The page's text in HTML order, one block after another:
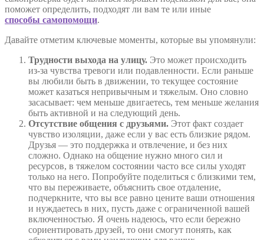
поможет определить, подходят ли вам те или иные
способы самопомощи.
Давайте отметим ключевые моменты, которые вы упомянули:
Трудности выхода на улицу. Это может происходить
из-за чувства тревоги или подавленности. Если раньше
вы любили быть в движении, то текущее состояние
может казаться непривычным и тяжелым. Оно словно
засасывает: чем меньше двигаетесь, тем меньше желания
быть активной и на следующий день.
Отсутствие общения с друзьями. Этот факт создает
чувство изоляции, даже если у вас есть близкие рядом.
Друзья — это поддержка и отвлечение, и без них
сложно. Однако на общение нужно много сил и
ресурсов, в тяжелом состоянии часто все силы уходят
только на него. Попробуйте поделиться с близкими тем,
что вы переживаете, объяснить свое отдаление,
подчеркните, что вы все равно цените ваши отношения
и нуждаетесь в них, пусть даже с ограниченной вашей
включенностью. Я очень надеюсь, что если бережно
сориентировать друзей, то они смогут понять, как